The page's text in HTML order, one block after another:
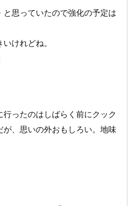
と思っていたので強化の予定は
けれどね。
ったのはしばらく前にクック
、思いの外おもしろい。地味